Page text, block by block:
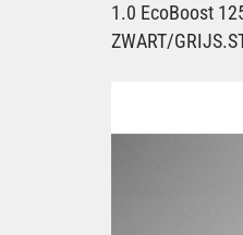
1.0 EcoBoost
ZWART/